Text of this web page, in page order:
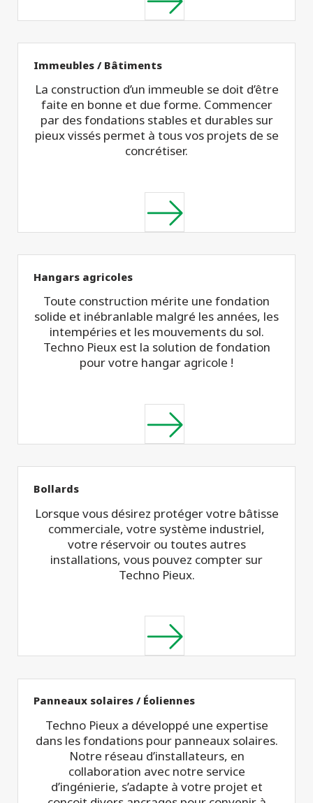
Immeubles / Bâtiments
La construction d’un immeuble se doit d’être
faite en bonne et due forme. Commencer
par des fondations stables et durables sur
pieux vissés permet à tous vos projets de se
concrétiser.
Hangars agricoles
Toute construction mérite une fondation
solide et inébranlable malgré les années, les
intempéries et les mouvements du sol.
Techno Pieux est la solution de fondation
pour votre hangar agricole !
Bollards
Lorsque vous désirez protéger votre bâtisse
commerciale, votre système industriel,
votre réservoir ou toutes autres
installations, vous pouvez compter sur
Techno Pieux.
Panneaux solaires / Éoliennes
Techno Pieux a développé une expertise
dans les fondations pour panneaux solaires.
Notre réseau d’installateurs, en
collaboration avec notre service
d’ingénierie, s’adapte à votre projet et